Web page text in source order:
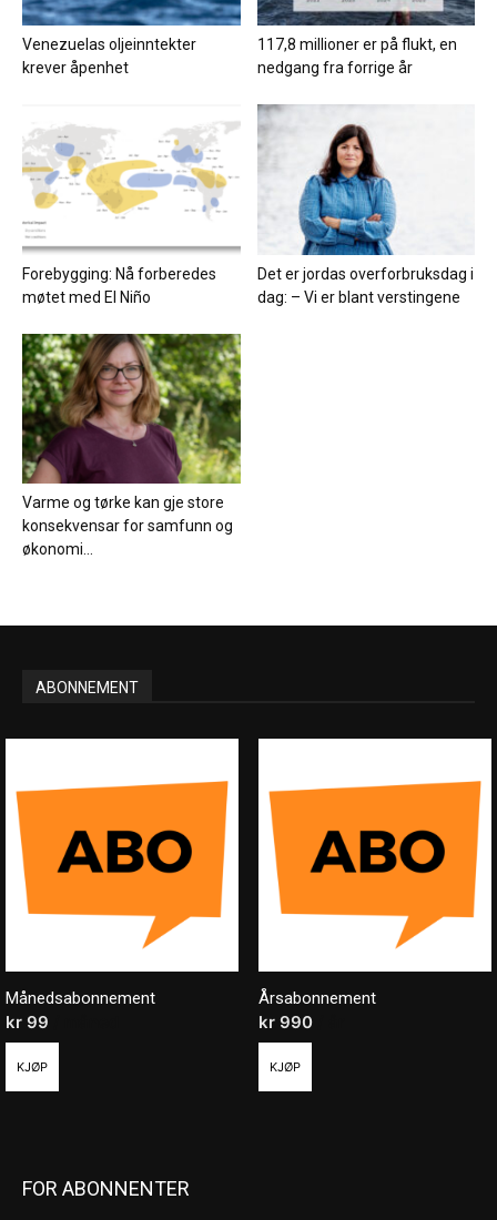
Venezuelas oljeinntekter
krever åpenhet
117,8 millioner er på flukt, en
nedgang fra forrige år
Forebygging: Nå forberedes
møtet med El Niño
Det er jordas overforbruksdag i
dag: – Vi er blant verstingene
Varme og tørke kan gje store
konsekvensar for samfunn og
økonomi...
ABONNEMENT
Månedsabonnement
kr 99
KJØP
Årsabonnement
kr990
KJØP
FOR ABONNENTER